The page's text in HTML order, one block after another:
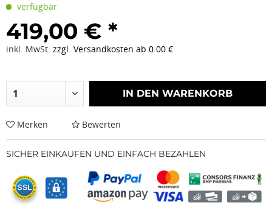
verfügbar
419,00 € *
inkl. MwSt. zzgl. Versandkosten ab 0.00 €
IN DEN WARENKORB
Merken Bewerten
SICHER EINKAUFEN UND EINFACH BEZAHLEN